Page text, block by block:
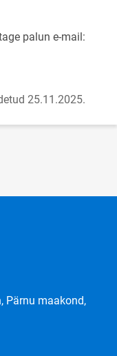
palun e-mail:
page
25.11.2025.
Pärnu maakond,